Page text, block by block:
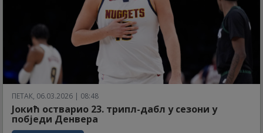
ПЕТАК, 06.03.2026 | 08:48
Јокић остварио 23. трипл-дабл у сезони у
побједи Денвера